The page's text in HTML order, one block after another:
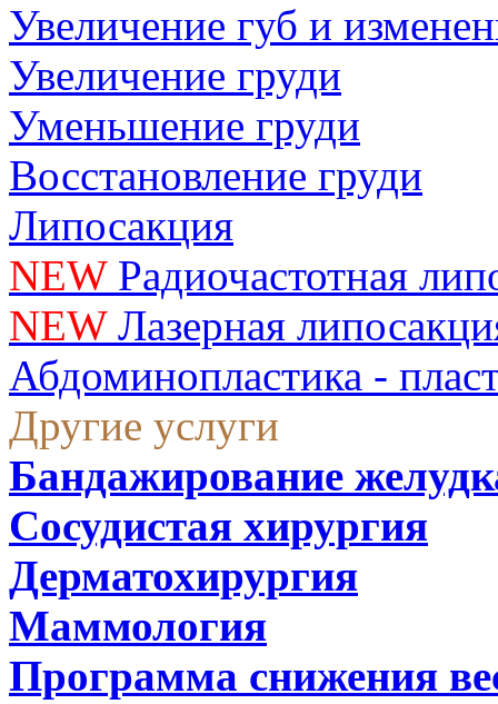
Увеличение губ и
Увеличение груди
Уменьшение груди
Восстановление груди
Липосакция
NEWРадиочастотная
NEWЛазерная
Абдоминопластика -
Другие услуги
Бандажирование
Сосудистая хирургия
Дерматохирургия
Маммология
Программа снижения